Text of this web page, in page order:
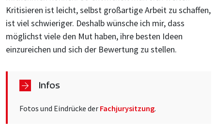
Kritisieren ist leicht, selbst großartige Arbeit zu schaffen,
ist viel schwieriger. Deshalb wünsche ich mir, dass
möglichst viele den Mut haben, ihre besten Ideen
einzureichen und sich der Bewertung zu stellen.
Infos
Fotos und Eindrücke der Fachjurysitzung.